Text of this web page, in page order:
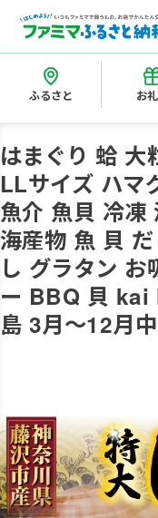
ふるさと お
はまぐり 蛤
LLサイズ ハマ
魚介 魚貝 冷凍
海産物 魚 貝
し グラタン お
ー BBQ 貝 kai
島 3月～12月